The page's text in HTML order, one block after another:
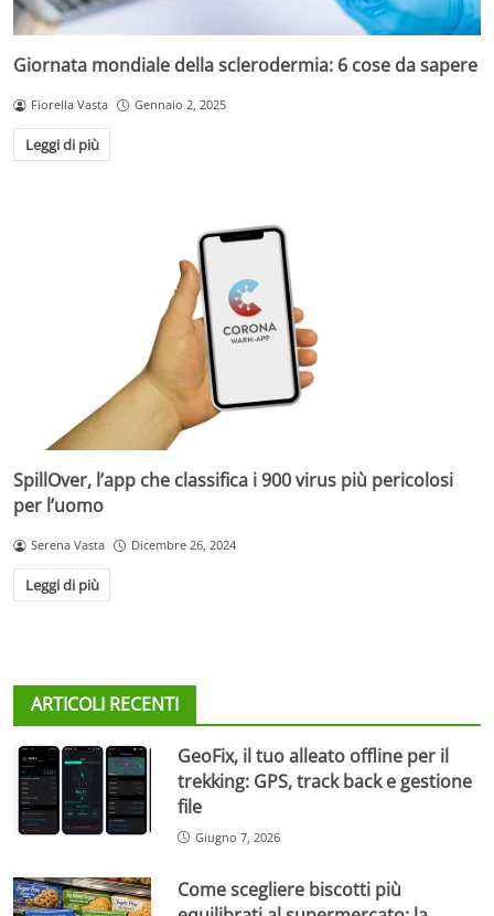
Giornata mondiale della sclerodermia: 6 cose da sapere
Fiorella Vasta Gennaio 2, 2025
Leggi di più
SpillOver, l’app che classifica i 900 virus più pericolosi
per l’uomo
Serena Vasta Dicembre 26, 2024
Leggi di più
ARTICOLI RECENTI
GeoFix, il tuo alleato offline per il
trekking: GPS, track back e gestione
file
Giugno 7, 2026
Come scegliere biscotti più